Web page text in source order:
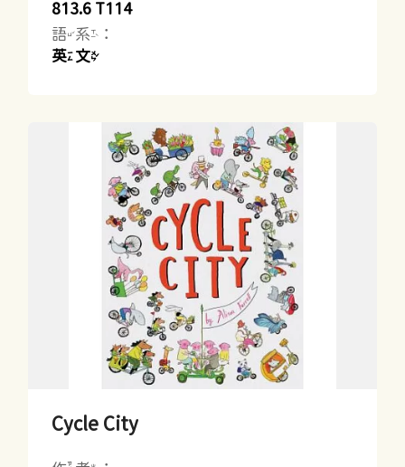
813.6 T114
語系：
英文
Cycle City